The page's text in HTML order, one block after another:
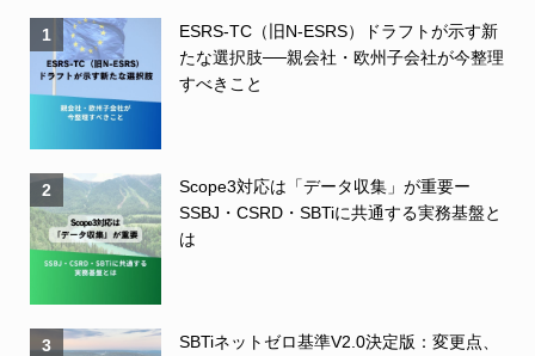
1
ESRS-TC（旧N-ESRS）ドラフトが示す新
たな選択肢──親会社・欧州子会社が今整理
すべきこと
2
Scope3対応は「データ収集」が重要ー
SSBJ・CSRD・SBTiに共通する実務基盤と
は
3
SBTiネットゼロ基準V2.0決定版：変更点、